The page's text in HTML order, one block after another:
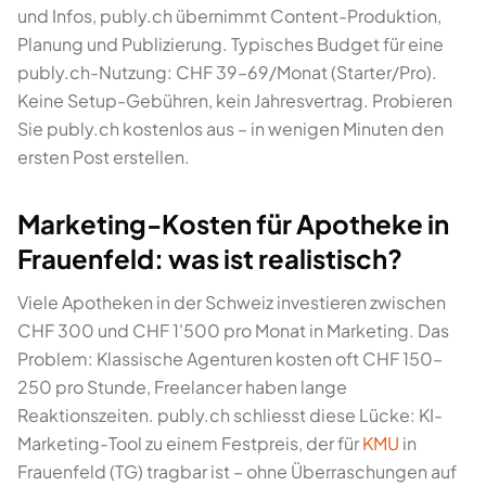
und Infos, publy.ch übernimmt Content-Produktion,
Planung und Publizierung. Typisches Budget für eine
publy.ch-Nutzung: CHF 39–69/Monat (Starter/Pro).
Keine Setup-Gebühren, kein Jahresvertrag. Probieren
Sie publy.ch kostenlos aus – in wenigen Minuten den
ersten Post erstellen.
Marketing-Kosten für Apotheke in
Frauenfeld: was ist realistisch?
Viele Apotheken in der Schweiz investieren zwischen
CHF 300 und CHF 1'500 pro Monat in Marketing. Das
Problem: Klassische Agenturen kosten oft CHF 150–
250 pro Stunde, Freelancer haben lange
Reaktionszeiten. publy.ch schliesst diese Lücke: KI-
Marketing-Tool zu einem Festpreis, der fürKMU in
Frauenfeld (TG) tragbar ist – ohne Überraschungen auf